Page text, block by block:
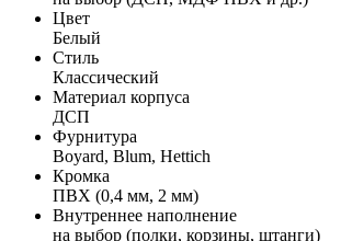
Цвет
Белый
Стиль
Классический
Материал корпуса
ДСП
Фурнитура
Boyard, Blum, Hettich
Кромка
ПВХ (0,4 мм, 2 мм)
Внутреннее наполнение
на выбор (полки, корзины, штанги)